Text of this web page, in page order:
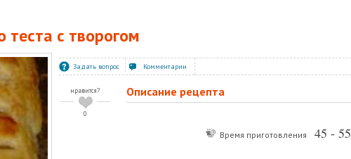
теста с творогом
Задать вопрос Комментарии
нравится?
0
Описание рецепта
Время приготовления 45 - 55